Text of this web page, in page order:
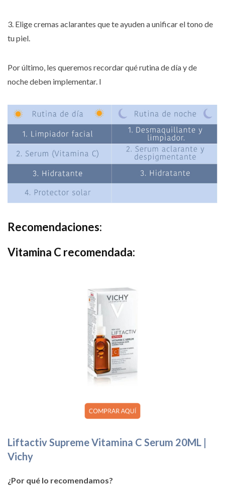
3. Elige cremas aclarantes que te ayuden a unificar el tono de
tu piel.
Por último, les queremos recordar qué rutina de día y de
noche deben implementar. l
Recomendaciones:
Vitamina C recomendada:
Liftactiv Supreme Vitamina C Serum 20ML |
Vichy
¿Por qué lo recomendamos?